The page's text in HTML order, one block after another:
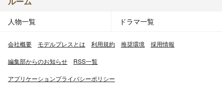
人物一覧 ドラマ一覧
会社概要 モデルプレスとは 利用規約 推奨環境 採用情報
編集部からのお知らせ RSS一覧
アプリケーションプライバシーポリシー